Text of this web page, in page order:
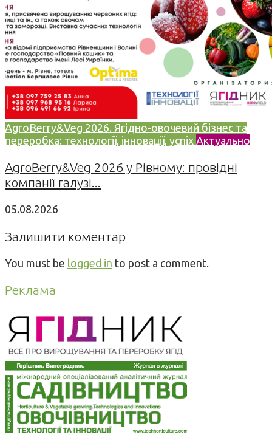
AgroBerry&Veg 2026. Ягідно-овочевий бізнес та
переробка: технології, інновації, успіх Актуально
AgroBerry&Veg 2026 у Рівному: провідні
компанії галузі...
05.08.2026
Залишити коментар
You must be logged in to post a comment.
Реклама